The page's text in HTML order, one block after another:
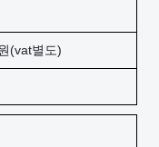
(vat별도)